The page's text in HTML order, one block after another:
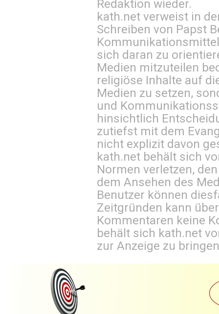
Redaktion wieder.
kath.net verweist in
Schreiben von Papst
sich daran zu
Medien mitzuteilen
religiöse Inhalte auf
Medien zu setzen,
und
hinsichtlich
zutiefst mit dem
nicht explizit davon
kath.net behält sich
Normen verletzen,
dem Ansehen des
Benutzer können
Zeitgründen kann
Kommentaren keine
behält sich kath.net
zur Anzeige zu